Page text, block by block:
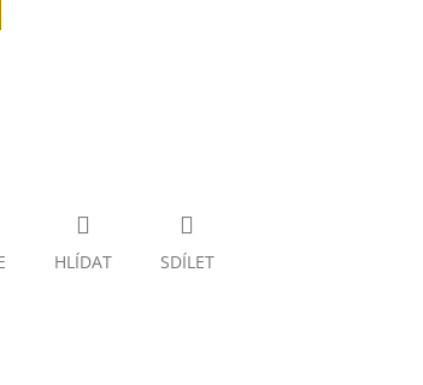
HLÍDAT SDÍLET